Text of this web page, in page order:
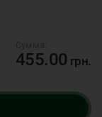
455.00 грн.